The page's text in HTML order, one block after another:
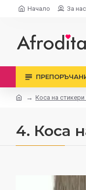
Начало За нас
Коса на
4. Коса